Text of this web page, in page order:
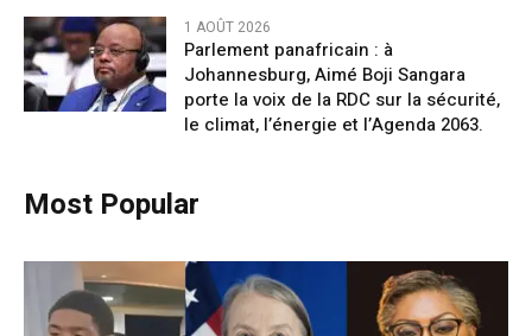
1 AOÛT 2026
Parlement panafricain : à
Johannesburg, Aimé Boji Sangara
porte la voix de la RDC sur la sécurité,
le climat, l’énergie et l’Agenda 2063.
Most Popular